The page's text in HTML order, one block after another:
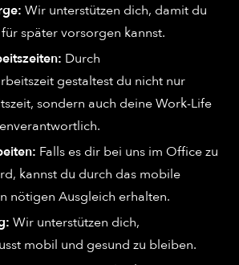
Wir unterstützen dich, damit du
später vorsorgen kannst.
Durch
gestaltest du nicht nur
sondern auch deine Work-Life
Falls es dir bei uns im Office zu
kannst du durch das mobile
nötigen Ausgleich erhalten.
Wir unterstützen dich,
mobil und gesund zu bleiben.